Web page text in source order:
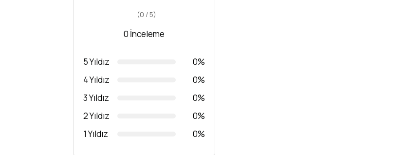
(0 / 5)
0 İnceleme
5 Yıldız
0%
4 Yıldız
0%
3 Yıldız
0%
2 Yıldız
0%
1 Yıldız
0%